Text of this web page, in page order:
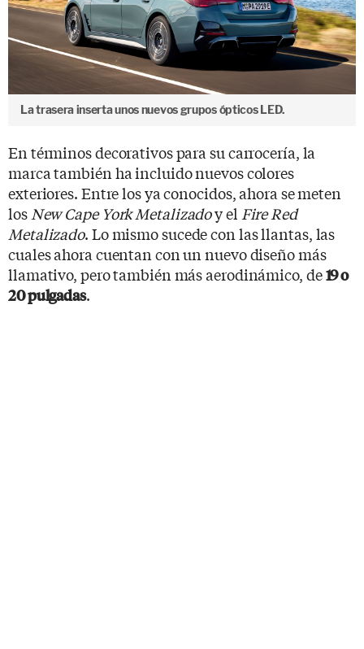
La trasera inserta unos nuevos grupos ópticos LED.
En términos decorativos para su carrocería, la
marca también ha incluido nuevos colores
exteriores. Entre los ya conocidos, ahora se meten
los New Cape York Metalizadoy el Fire Red
Metalizado. Lo mismo sucede con las llantas, las
cuales ahora cuentan con un nuevo diseño más
llamativo, pero también más aerodinámico, de19 o
20 pulgadas.